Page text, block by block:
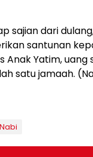
sajian dari
santunan
Yatim, uang
satu jamaah.